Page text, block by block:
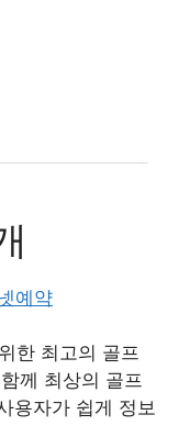
한 최고의 골프
께 최상의 골프
용자가 쉽게 정보